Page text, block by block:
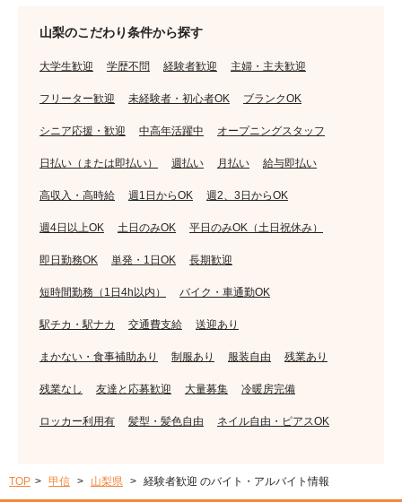
山梨のこだわり条件から探す
大学生歓迎 学歴不問 経験者歓迎 主婦・主夫歓迎
フリーター歓迎 未経験者・初心者OK ブランクOK
シニア応援・歓迎 中高年活躍中 オープニングスタッフ
日払い（または即払い） 週払い 月払い 給与即払い
高収入・高時給 週1日からOK 週2、3日からOK
週4日以上OK 土日のみOK 平日のみOK（土日祝休み）
即日勤務OK 単発・1日OK 長期歓迎
短時間勤務（1日4h以内） バイク・車通勤OK
駅チカ・駅ナカ 交通費支給 送迎あり
まかない・食事補助あり 制服あり 服装自由 残業あり
残業なし 友達と応募歓迎 大量募集 冷暖房完備
ロッカー利用有 髪型・髪色自由 ネイル自由・ピアスOK
TOP 甲信 山梨県 経験者歓迎 のバイト・アルバイト情報